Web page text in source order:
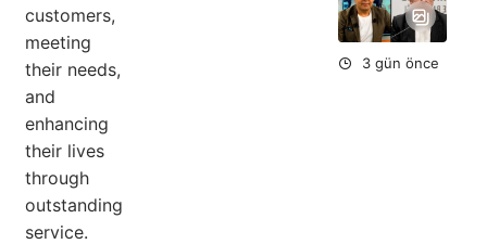
customers,
meeting
their needs,
and
enhancing
their lives
through
outstanding
service.
3 gün önce